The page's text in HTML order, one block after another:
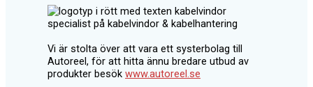
Vi är stolta över att vara ett systerbolag till
Autoreel, för att hitta ännu bredare utbud av
produkter besök www.autoreel.se